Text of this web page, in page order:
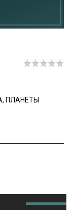
, ПЛАНЕТЫ